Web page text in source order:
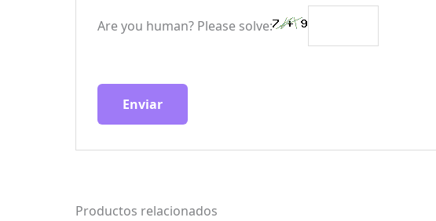
Are you human? Please solve:
Productos relacionados